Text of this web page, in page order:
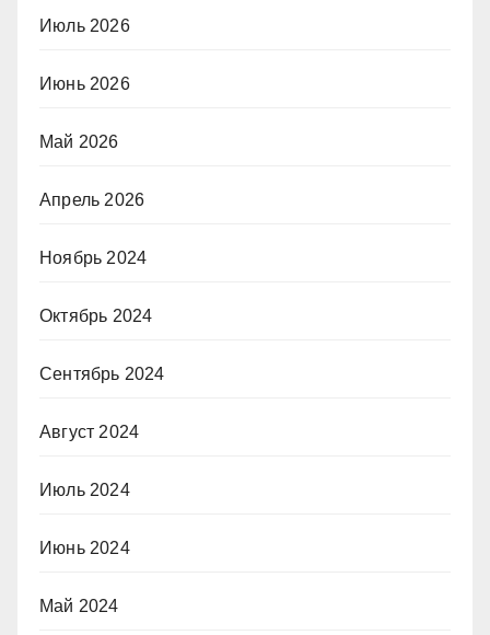
Июль 2026
Июнь 2026
Май 2026
Апрель 2026
Ноябрь 2024
Октябрь 2024
Сентябрь 2024
Август 2024
Июль 2024
Июнь 2024
Май 2024